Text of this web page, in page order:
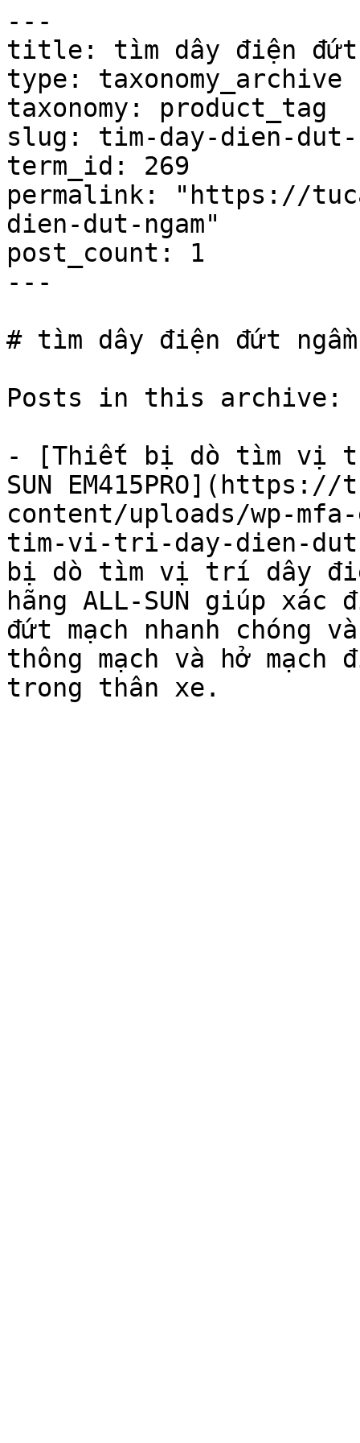
---
title: tìm dây điện đứt
type: taxonomy_archive
taxonomy: product_tag
slug: tim-day-dien-dut-
term_id: 269
permalink: "https://
dien-dut-ngam"
post_count: 1
---
# tìm dây điện đứt ngầm
Posts in this archive:
- [Thiết bị dò tìm vị trí
SUN
content/uploads/wp-
tim-vi-tri-day-dien-dut-
bị dò tìm vị trí dây điện
hãng ALL-SUN giúp
đứt mạch nhanh chóng
thông mạch và hở